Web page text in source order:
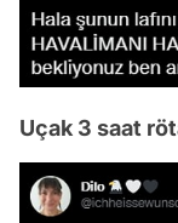
Uçak 3 saat